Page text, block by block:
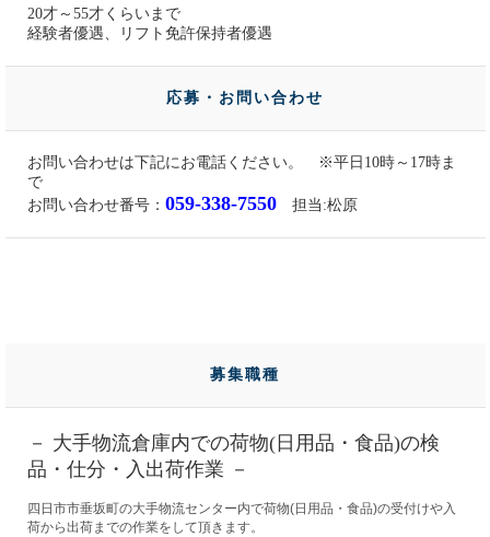
20才～55才くらいまで
経験者優遇、リフト免許保持者優遇
応募・お問い合わせ
お問い合わせは下記にお電話ください。 ※平日10時～17時ま
で
お問い合わせ番号： 059-338-7550担当:松原
募集職種
－ 大手物流倉庫内での荷物(日用品・食品)の検
品・仕分・入出荷作業 －
四日市市垂坂町の大手物流センター内で荷物(日用品・食品)の受付けや入
荷から出荷までの作業をして頂きます。